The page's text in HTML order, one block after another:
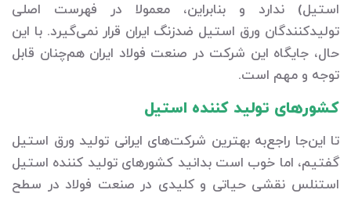
استیل) ندارد و بنابراین، معمولا در فهرست اصلی
تولیدکنندگان ورق استیل ضدزنگ ایران قرار نمی‌گیرد. با این
حال، جایگاه این شرکت در صنعت فولاد ایران هم‌چنان قابل
توجه و مهم است.
کشورهای تولید کننده استیل
تا این‌جا راجع‌به بهترین شرکت‌های ایرانی تولید ورق استیل
گفتیم، اما خوب است بدانید کشورهای تولید کننده استیل
استنلس نقشی حیاتی و کلیدی در صنعت فولاد در سطح